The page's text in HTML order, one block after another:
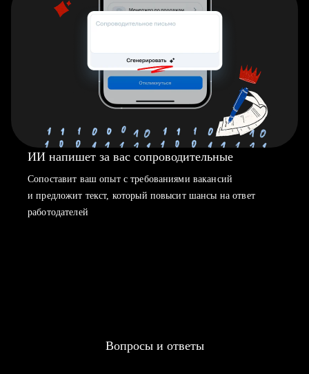
ИИ напишет за вас сопроводительные
Сопоставит ваш опыт с требованиями вакансий
и предложит текст, который повысит шансы на ответ
работодателей
Вопросы и ответы